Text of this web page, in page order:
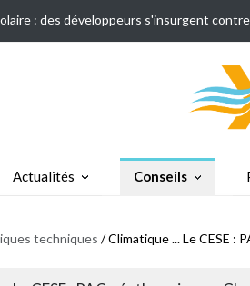
: des développeurs s'insurgent
Actualités Conseils
techniques / Climatique ... Le CESE :